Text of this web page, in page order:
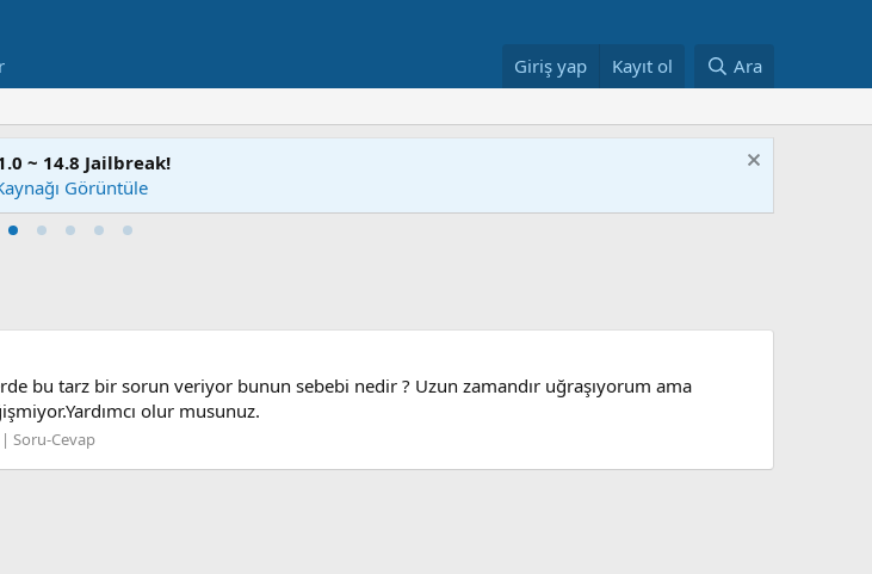
Giriş yap Kayıt ol Ara
~ 14.8 Jailbreak!
Görüntüle
bu tarz bir sorun veriyor bunun sebebi nedir ? Uzun zamandır uğraşıyorum ama
olur musunuz.
| Soru-Cevap